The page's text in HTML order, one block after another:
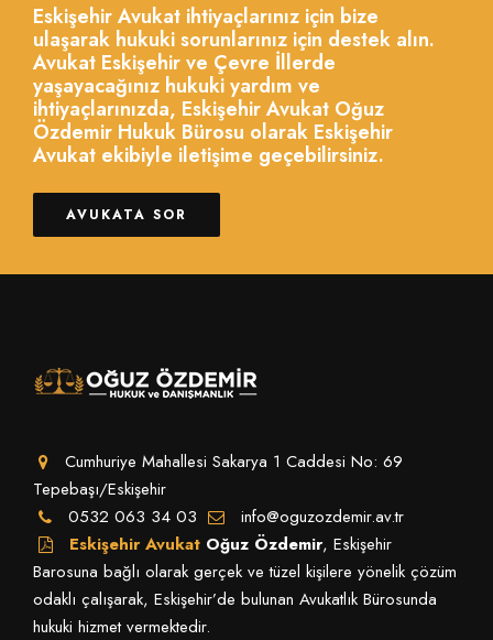
Eskişehir Avukat ihtiyaçlarınız için bize
ulaşarak hukuki sorunlarınız için destek alın.
Avukat Eskişehir ve Çevre İllerde
yaşayacağınız hukuki yardım ve
ihtiyaçlarınızda, Eskişehir Avukat Oğuz
Özdemir Hukuk Bürosu olarak Eskişehir
Avukat ekibiyle iletişime geçebilirsiniz.
AVUKATA SOR
Cumhuriye Mahallesi Sakarya 1 Caddesi No: 69
Tepebaşı/Eskişehir
0532 063 34 03
info@oguzozdemir.av.tr
Eskişehir Avukat Oğuz Özdemir, Eskişehir
Barosuna bağlı olarak gerçek ve tüzel kişilere yönelik çözüm
odaklı çalışarak, Eskişehir’de bulunan Avukatlık Bürosunda
hukuki hizmet vermektedir.